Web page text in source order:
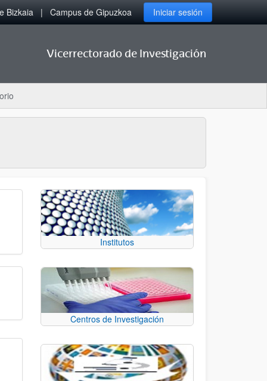
Bizkaia Campus de Gipuzkoa Iniciar sesión
Vicerrectorado de Investigación
Institutos
Centros de Investigación